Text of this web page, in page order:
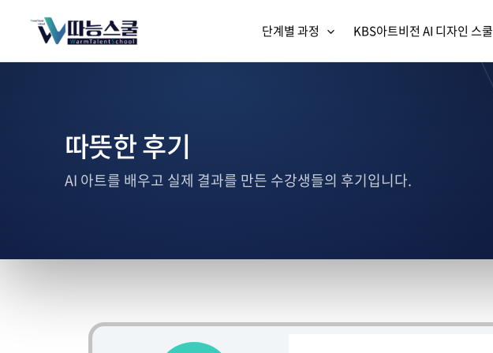
단계별 과정 KBS아트비전 AI 디자인 스쿨
따뜻한 후기
AI 아트를 배우고 실제 결과를 만든 수강생들의 후기입니다.